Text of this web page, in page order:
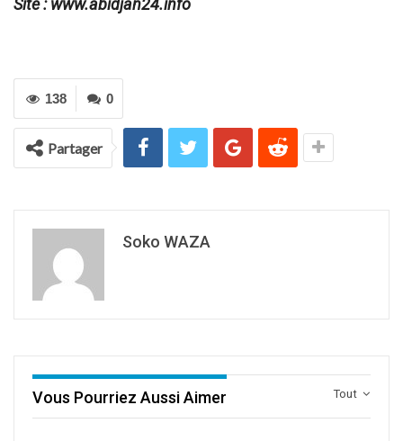
Site : www.abidjan24.info
0
138
Partager
Soko WAZA
Tout
Vous Pourriez Aussi Aimer